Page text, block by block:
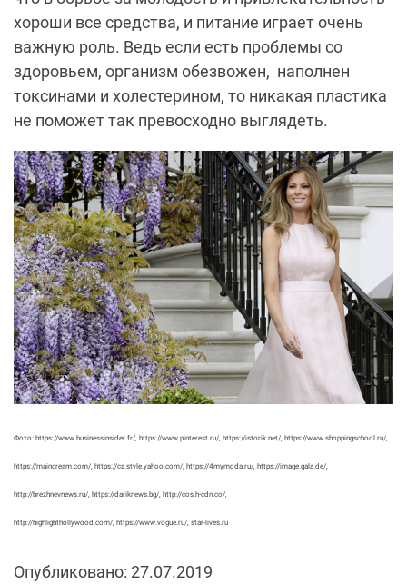
хороши все средства, и питание играет очень
важную роль. Ведь если есть проблемы со
здоровьем, организм обезвожен, наполнен
токсинами и холестерином, то никакая пластика
не поможет так превосходно выглядеть.
Фото: https://www.businessinsider.fr/, https://www.pinterest.ru/, https://istorik.net/, https://www.shoppingschool.ru/,
https://maincream.com/, https://ca.style.yahoo.com/, https://4mymoda.ru/, https://image.gala.de/,
http://brezhnevnews.ru/, https://dariknews.bg/, http://cos.h-cdn.co/,
http://highlighthollywood.com/, https://www.vogue.ru/, star-lives.ru
Опубликовано: 27.07.2019